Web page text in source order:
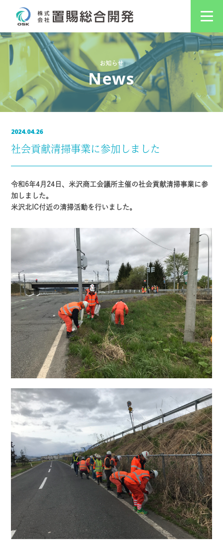
お知らせ
News
2024.04.26
社会貢献清掃事業に参加しました
令和6年4月24日、米沢商工会議所主催の社会貢献清掃事業に参
加しました。
米沢北IC付近の清掃活動を行いました。